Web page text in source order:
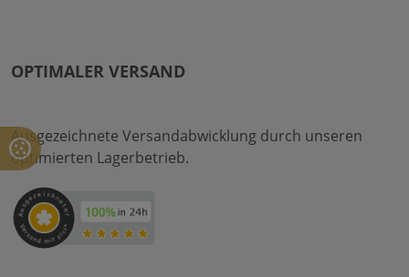
OPTIMALER VERSAND
Ausgezeichnete Versandabwicklung durch unseren
optimierten Lagerbetrieb.